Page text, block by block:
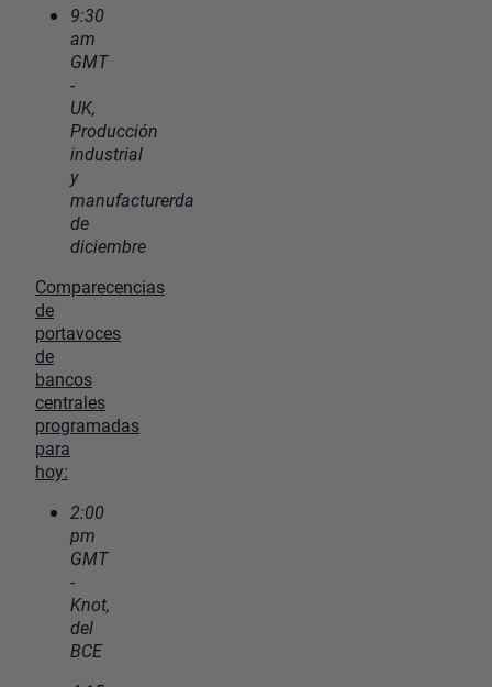
9:30
am
GMT
-
UK,
Producción
industrial
y
manufacturerda
de
diciembre
Comparecencias
de
portavoces
de
bancos
centrales
programadas
para
hoy:
2:00
pm
GMT
-
Knot,
del
BCE